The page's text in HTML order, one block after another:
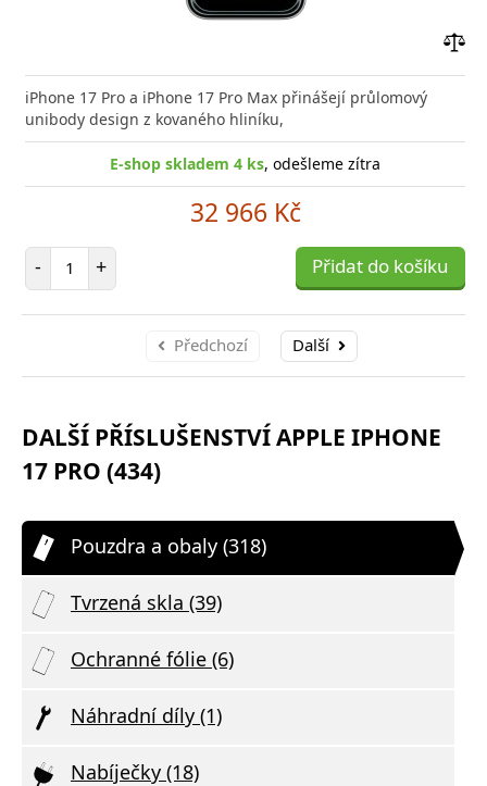
iPhone 17 Pro a iPhone 17 Pro Max přinášejí průlomový
unibody design z kovaného hliníku,
E-shop skladem 4 ks, odešleme zítra
32 966 Kč
- Počet položek
+ Přidat do košíku
Předchozí Další
DALŠÍ PŘÍSLUŠENSTVÍ APPLE IPHONE
17 PRO (434)
Pouzdra a obaly (318)
Tvrzená skla (39)
Ochranné fólie (6)
Náhradní díly (1)
Nabíječky (18)